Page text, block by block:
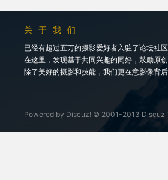
关于我们
已经有超过五万的摄影爱好者入驻了论坛社区
在这里，发现基于共同兴趣的同好，鼓励原
除了美好的摄影和技能，我们更在意影像背
Powered by Discuz! © 2001-2013 Discuz